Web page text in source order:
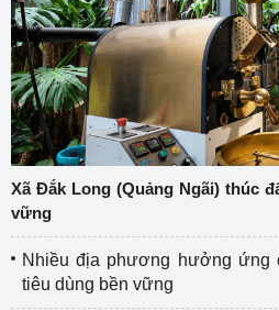
Xã Đắk Long (Quảng Ngãi) thúc
vững
Nhiều địa phương hưởng ứng
tiêu dùng bền vững